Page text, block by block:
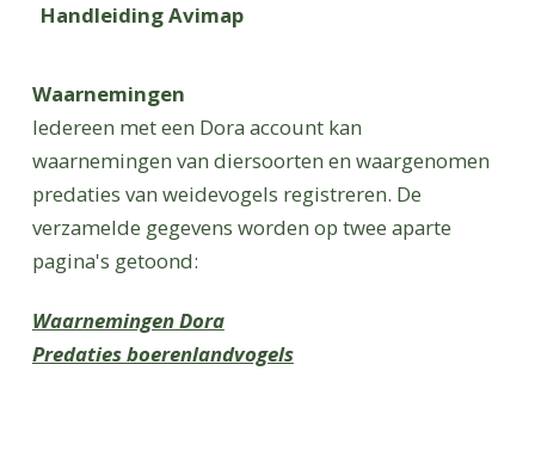
Handleiding Avimap
Waarnemingen
Iedereen met een Dora account kan
waarnemingen van diersoorten en waargenomen
predaties van weidevogels registreren. De
verzamelde gegevens worden op twee aparte
pagina's getoond:
Waarnemingen Dora
Predaties boerenlandvogels